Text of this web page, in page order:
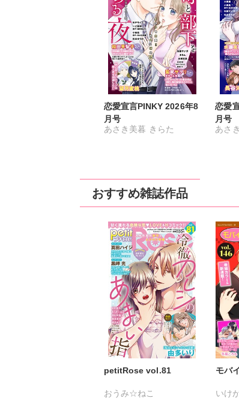
恋愛宣言PINKY 2026年8
月号
あさき美暮 きらた
松本ゆうか 水瀬友美
相田早智子 知葉サナガ
望月蜜桃 妹尾美穂
蜜蜂アヤ ぴみちゃん
春時雨よわ
いぬかいゆず 五珠
恋愛
月号
あさ
知葉
風雅
蜜蜂
真汐
おすすめ雑誌作品
petitRose vol.81
おうみ☆ねこ
モバ
いけ